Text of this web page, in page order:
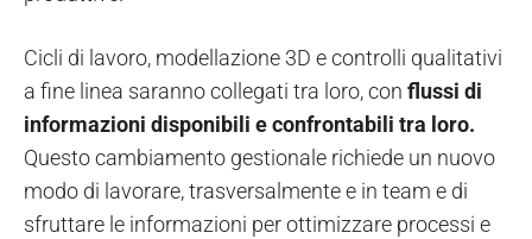
Cicli di lavoro, modellazione 3D e controlli qualitativi
a fine linea saranno collegati tra loro, con flussi di
informazioni disponibili e confrontabili tra loro.
Questo cambiamento gestionale richiede un nuovo
modo di lavorare, trasversalmente e in team e di
sfruttare le informazioni per ottimizzare processi e